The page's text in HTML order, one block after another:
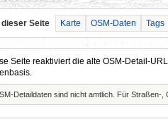
Seite Karte OSM-Daten Tags
Seite reaktiviert die alte OSM-Detail-
Detaildaten sind nicht amtlich. Für Straßen-